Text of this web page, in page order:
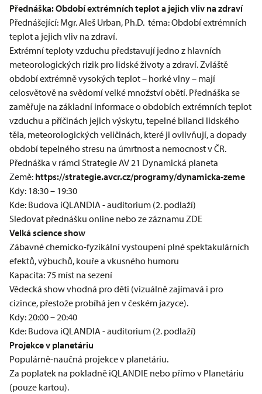
Přednáška: Období extrémních teplot a jejich vliv na zdraví
Přednášející: Mgr. Aleš Urban, Ph.D. téma: Období extrémních
teplot a jejich vliv na zdraví.
Extrémní teploty vzduchu představují jedno z hlavních
meteorologických rizik pro lidské životy a zdraví. Zvláště
období extrémně vysokých teplot – horké vlny – mají
celosvětově na svědomí velké množství obětí. Přednáška se
zaměřuje na základní informace o obdobích extrémních teplot
vzduchu a příčinách jejich výskytu, tepelné bilanci lidského
těla, meteorologických veličinách, které ji ovlivňují, a dopady
období tepelného stresu na úmrtnost a nemocnost v ČR.
Přednáška v rámci Strategie AV 21 Dynamická planeta
Země: https://strategie.avcr.cz/programy/dynamicka-zeme
Kdy: 18:30 – 19:30
Kde: Budova iQLANDIA - auditorium (2. podlaží)
Sledovat přednášku online nebo ze záznamu ZDE
Velká science show
Zábavné chemicko-fyzikální vystoupení plné spektakulárních
efektů, výbuchů, kouře a vkusného humoru
Kapacita: 75 míst na sezení
Vědecká show vhodná pro děti (vizuálně zajímavá i pro
cizince, přestože probíhá jen v českém jazyce).
Kdy: 20:00 – 20:40
Kde: Budova iQLANDIA - auditorium (2. podlaží)
Projekce v planetáriu
Populárně-naučná projekce v planetáriu.
Za poplatek na pokladně iQLANDIE nebo přímo v Planetáriu
(pouze kartou).